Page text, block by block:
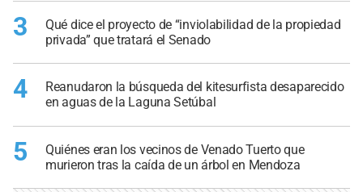
3
Qué dice el proyecto de “inviolabilidad de la propiedad
privada” que tratará el Senado
4
Reanudaron la búsqueda del kitesurfista desaparecido
en aguas de la Laguna Setúbal
5
Quiénes eran los vecinos de Venado Tuerto que
murieron tras la caída de un árbol en Mendoza